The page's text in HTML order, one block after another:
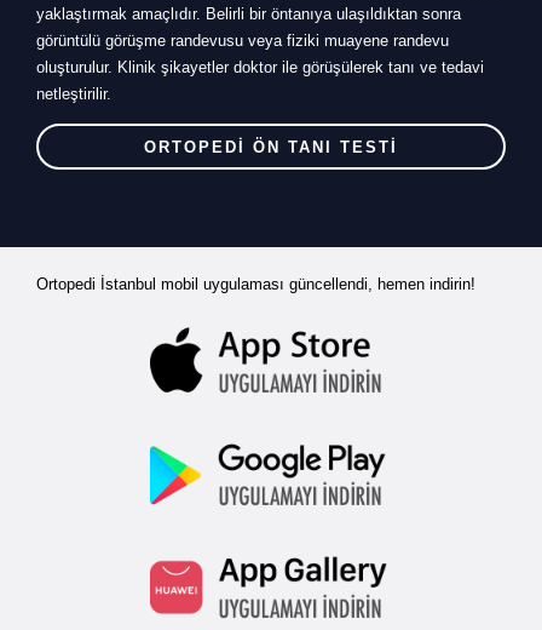
yaklaştırmak amaçlıdır. Belirli bir öntanıya ulaşıldıktan sonra
görüntülü görüşme randevusu veya fiziki muayene randevu
oluşturulur. Klinik şikayetler doktor ile görüşülerek tanı ve tedavi
netleştirilir.
ORTOPEDİ ÖN TANI TESTİ
Ortopedi İstanbul mobil uygulaması güncellendi, hemen indirin!